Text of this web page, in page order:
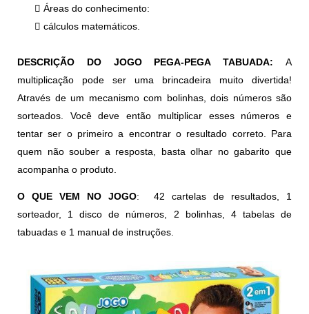
 Áreas do conhecimento:
 cálculos matemáticos.
DESCRIÇÃO DO JOGO PEGA-PEGA TABUADA: A
multiplicação pode ser uma brincadeira muito divertida!
Através de um mecanismo com bolinhas, dois números são
sorteados. Você deve então multiplicar esses números e
tentar ser o primeiro a encontrar o resultado correto. Para
quem não souber a resposta, basta olhar no gabarito que
acompanha o produto.
O QUE VEM NO JOGO: 42 cartelas de resultados, 1
sorteador, 1 disco de números, 2 bolinhas, 4 tabelas de
tabuadas e 1 manual de instruções.